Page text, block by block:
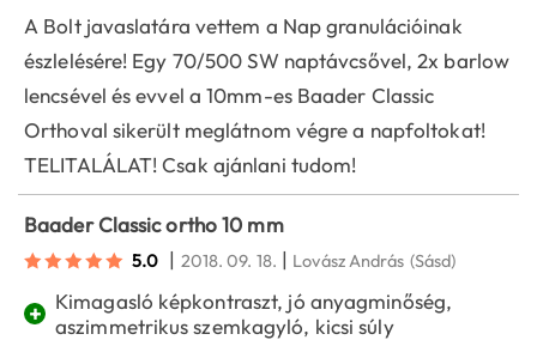
A Bolt javaslatára vettem a Nap granulációinak
észlelésére! Egy 70/500 SW naptávcsővel, 2x barlow
lencsével és evvel a 10mm-es Baader Classic
Orthoval sikerült meglátnom végre a napfoltokat!
TELITALÁLAT! Csak ajánlani tudom!
Baader Classic ortho 10 mm
5.0 | 2018. 09. 18. | Lovász András (Sásd)
+
Kimagasló képkontraszt, jó anyagminőség,
aszimmetrikus szemkagyló, kicsi súly